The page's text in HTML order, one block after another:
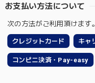
お支払い方法について
次の方法がご利用頂けます。
クレジットカード キャ
コンビニ決済・Pay-easy